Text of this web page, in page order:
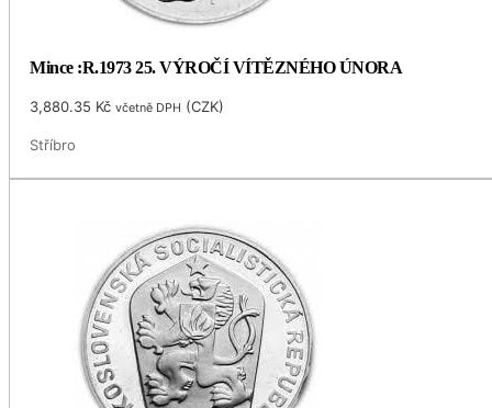
Mince :R.1973 25. VÝROČÍ VÍTĚZNÉHO ÚNORA
3,880.35 Kč včetně DPH (CZK)
Stříbro